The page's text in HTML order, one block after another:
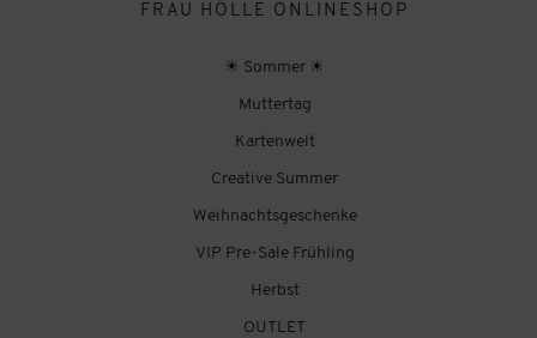
FRAU HÖLLE ONLINESHOP
☀ Sommer ☀
Muttertag
Kartenwelt
Creative Summer
Weihnachtsgeschenke
VIP Pre-Sale Frühling
Herbst
OUTLET